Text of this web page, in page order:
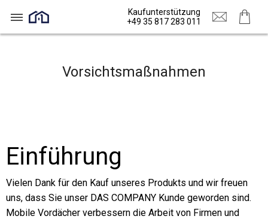
Kaufunterstützung
+49 35 817 283 011
Vorsichtsmaßnahmen
Einführung
Vielen Dank für den Kauf unseres Produkts und wir freuen
uns, dass Sie unser DAS COMPANY Kunde geworden sind.
Mobile Vordächer verbessern die Arbeit von Firmen und